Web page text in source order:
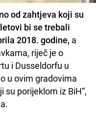
od zahtjeva koji su
bi se trebali
2018. godine, a
riječ je o
i Dusseldorfu u
u ovim gradovima
su porijeklom iz BiH“,